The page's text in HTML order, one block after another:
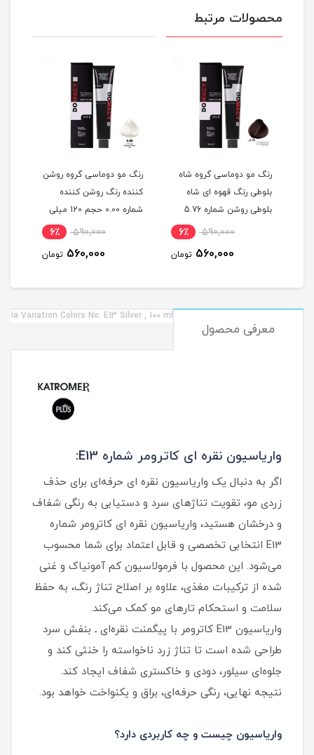
محصولات مرتبط
رنگ مو دوماسی گروه شاه
بلوطی رنگ قهوه ای شاه
بلوطی روشن شماره 5.76
590,000 6٪
560,000 تومان
رنگ مو دوماسی گروه روشن
کننده رنگ روشن کننده
شماره 0.00 حجم 120 میلی
590,000 6٪
560,000 تومان
معرفی محصول
Variation Colors No. E13 Silver , 100 ml
واریاسیون نقره ای کاترومر شماره E13:
اگر به دنبال یک واریاسیون نقره ای حرفه‌ای برای حذف
زردی مو، تقویت تناژهای سرد و دستیابی به رنگی شفاف
و درخشان هستید، واریاسیون نقره ای کاترومر شماره
E13 انتخابی تخصصی و قابل اعتماد برای شما محسوب
می‌شود. این محصول با فرمولاسیون کم‌ آمونیاک و غنی‌
شده از ترکیبات مغذی، علاوه بر اصلاح تناژ رنگ، به حفظ
سلامت و استحکام تارهای مو کمک می‌کند.
واریاسیون E13 کاترومر با پیگمنت نقره‌ای ـ بنفش سرد
طراحی شده است تا تناژ زرد ناخواسته را خنثی کند و
جلوه‌ای سیلور، دودی و خاکستری شفاف ایجاد کند.
نتیجه نهایی، رنگی حرفه‌ای، براق و یکنواخت خواهد بود.
واریاسیون چیست و چه کاربردی دارد؟